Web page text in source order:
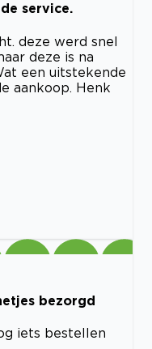
service.
deze werd snel
deze is na
een uitstekende
aankoop. Henk
bezorgd
iets bestellen